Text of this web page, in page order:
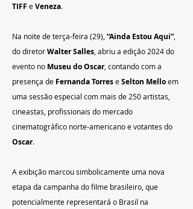
TIFF e Veneza.
Na noite de terça-feira (29), “Ainda Estou Aqui”
do diretor Walter Salles , abriu a edição 2024 do
evento no Museu do Oscar, contando com a
presença de Fernanda Torres e Selton Mello em
uma sessão especial com mais de 250 artistas,
cineastas, profissionais do mercado
cinematográfico norte-americano e votantes do
Oscar.
A exibição marcou simbolicamente uma nova
etapa da campanha do filme brasileiro, que
potencialmente representará o Brasil na